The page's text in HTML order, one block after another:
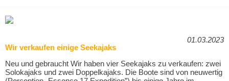
01.03.2023
Wir verkaufen einige Seekajaks
Neu und gebraucht Wir haben vier Seekajaks zu verkaufen: zwei
Solokajaks und zwei Doppelkajaks. Die Boote sind von neuwertig